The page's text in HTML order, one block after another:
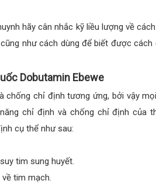
hãy cân nhắc kỹ liều lượng về
như cách dùng để biết được
Dobutamin Ebewe
chỉ định tương ứng, bởi vậy
chỉ định và chống chỉ định của
cụ thể như sau:
tim sung huyết.
tim mạch.